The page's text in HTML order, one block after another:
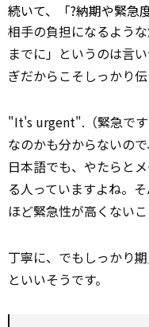
続いて、「?納期や緊急
相手の負担になるよう
までに」というのは言
ぎだからこそしっかり
"It's urgent".（緊急で
なのかも分からないので
日本語でも、やたらと
る人っていますよね。
ほど緊急性が高くないこ
丁寧に、でもしっかり
といいそうです。